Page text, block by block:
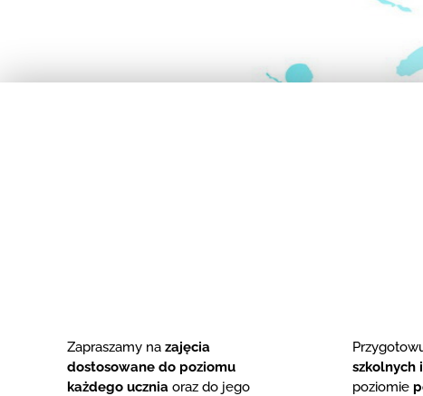
Zapraszamy nazajęcia
dostosowane do poziomu
każdego ucznia oraz do jego
szkolnych
poziomie